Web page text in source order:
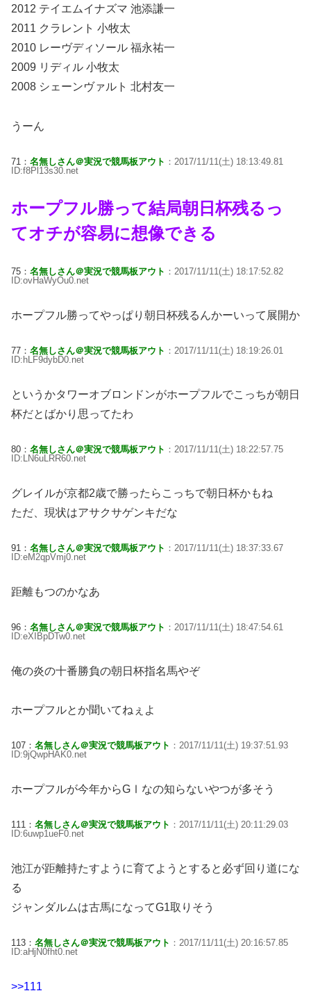
2012 テイエムイナズマ 池添謙一
2011 クラレント 小牧太
2010 レーヴディソール 福永祐一
2009 リディル 小牧太
2008 シェーンヴァルト 北村友一
うーん
71： 名無しさん＠実況で競馬板アウト ：2017/11/11(土) 18:13:49.81
ID:f8Pl13s30.net
ホープフル勝って結局朝日杯残るっ
てオチが容易に想像できる
75： 名無しさん＠実況で競馬板アウト ：2017/11/11(土) 18:17:52.82
ID:ovHaWyOu0.net
ホープフル勝ってやっぱり朝日杯残るんかーいって展開か
77： 名無しさん＠実況で競馬板アウト ：2017/11/11(土) 18:19:26.01
ID:hLF9dybD0.net
というかタワーオブロンドンがホープフルでこっちが朝日
杯だとばかり思ってたわ
80： 名無しさん＠実況で競馬板アウト ：2017/11/11(土) 18:22:57.75
ID:LN6uLRR60.net
グレイルが京都2歳で勝ったらこっちで朝日杯かもね
ただ、現状はアサクサゲンキだな
91： 名無しさん＠実況で競馬板アウト ：2017/11/11(土) 18:37:33.67
ID:eM2qpVmj0.net
距離もつのかなあ
96： 名無しさん＠実況で競馬板アウト ：2017/11/11(土) 18:47:54.61
ID:eXIBpDTw0.net
俺の炎の十番勝負の朝日杯指名馬やぞ
ホープフルとか聞いてねぇよ
107： 名無しさん＠実況で競馬板アウト ：2017/11/11(土) 19:37:51.93
ID:9jQwpHAK0.net
ホープフルが今年からGⅠなの知らないやつが多そう
111： 名無しさん＠実況で競馬板アウト ：2017/11/11(土) 20:11:29.03
ID:6uwp1ueF0.net
池江が距離持たすように育てようとすると必ず回り道にな
る
ジャンダルムは古馬になってG1取りそう
113： 名無しさん＠実況で競馬板アウト ：2017/11/11(土) 20:16:57.85
ID:aHjN0fht0.net
>>111